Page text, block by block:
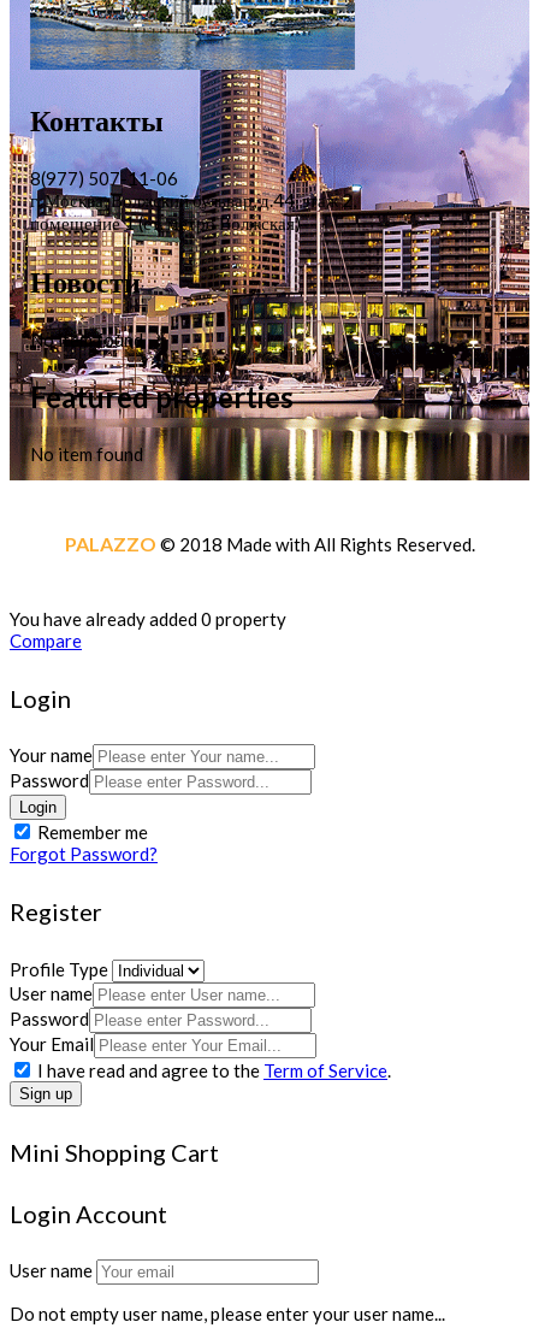
Контакты
8(977) 507-11-06
г. Москва, Волжский бульвар, д.44, этаж 2,
помещение 1 (ст. метро Волжская)
Новости
No item found
Featured properties
No item found
PALAZZO © 2018 Made withAll Rights Reserved.
You have already added 0 property
Compare
Login
Your name
Password
Login
Remember me
Forgot Password?
Register
Profile Type
User name
Password
Your Email
I have read and agree to the Term of Service
Sign up
Mini Shopping Cart
Login Account
User name
Do not empty user name, please enter your user name...